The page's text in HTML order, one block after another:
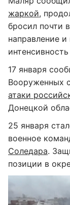
жаркой,
бросил почти
направление
17 января
Вооруженных
атаки
Донецкой
25 января
военное
Соледара.
позиции в